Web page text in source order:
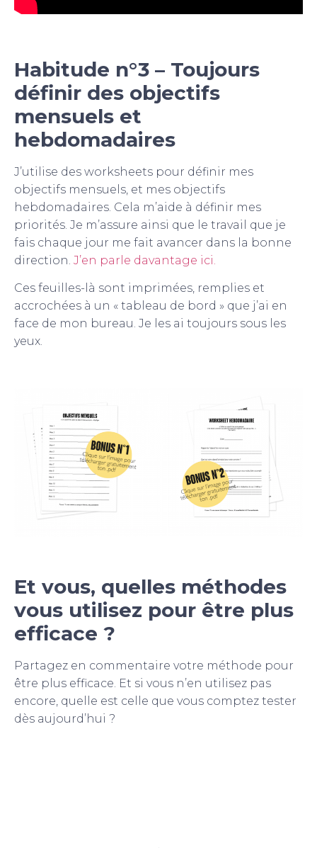
Habitude n°3 – Toujours
définir des objectifs
mensuels et
hebdomadaires
J’utilise des worksheets pour définir mes
objectifs mensuels, et mes objectifs
hebdomadaires. Cela m’aide à définir mes
priorités. Je m’assure ainsi que le travail que je
fais chaque jour me fait avancer dans la bonne
direction. J’en parle davantage ici.
Ces feuilles-là sont imprimées, remplies et
accrochées à un « tableau de bord » que j’ai en
face de mon bureau. Je les ai toujours sous les
yeux.
Et vous, quelles méthodes
vous utilisez pour être plus
efficace ?
Partagez en commentaire votre méthode pour
être plus efficace. Et si vous n’en utilisez pas
encore, quelle est celle que vous comptez tester
dès aujourd’hui ?